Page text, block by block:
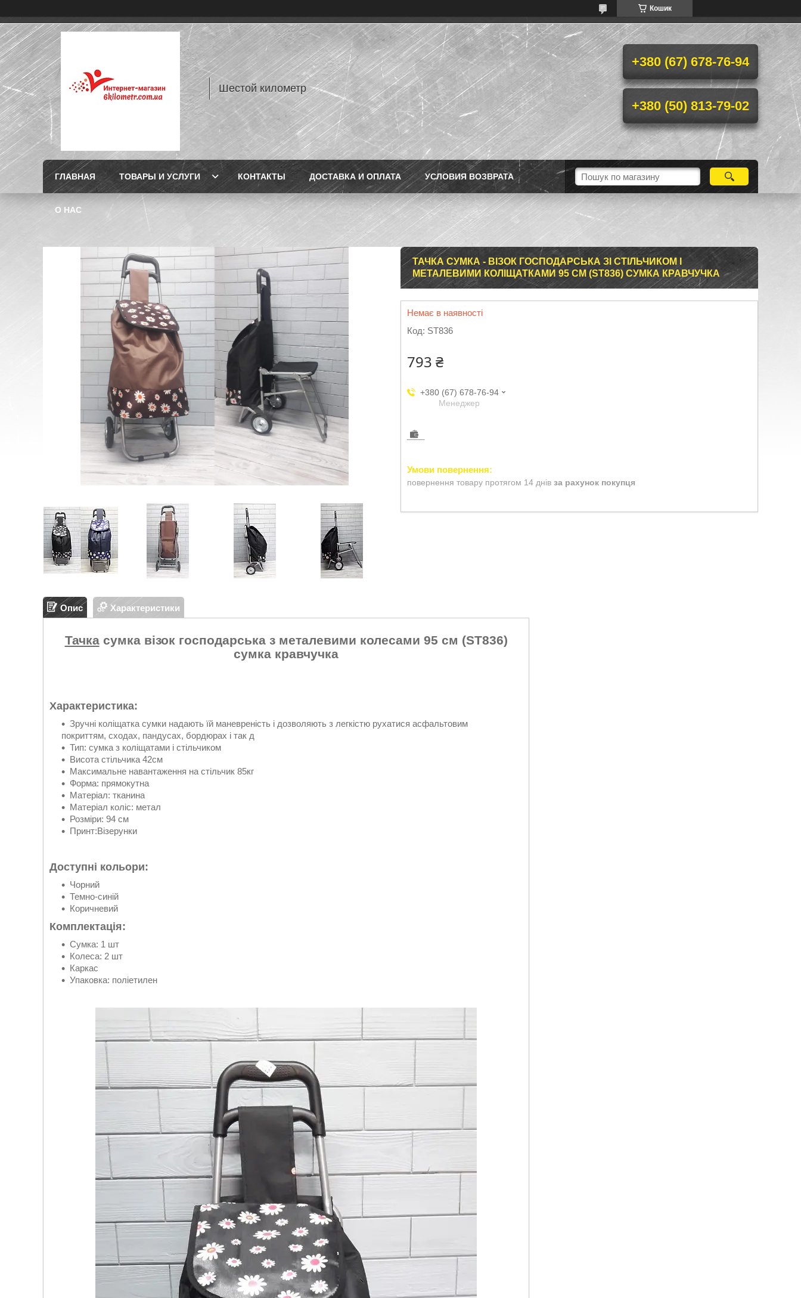
Кошик
Шестой километр
+380 (67) 678-76-94
+380 (50) 813-79-02
ГЛАВНАЯ ТОВАРЫ И УСЛУГИ КОНТАКТЫ ДОСТАВКА И ОПЛАТА УСЛОВИЯ ВОЗВРАТА
О НАС
ТАЧКА СУМКА - ВІЗОК ГОСПОДАРСЬКА ЗІ СТІЛЬЧИКОМ І
МЕТАЛЕВИМИ КОЛІЩАТКАМИ 95 СМ (ST836) СУМКА КРАВЧУЧКА
Немає в наявності
Код: ST836
793 ₴
+380 (67) 678-76-94
Менеджер
повернення товару протягом 14 днів за рахунок покупця
Опис Характеристики
Тачкасумка візок господарська з металевими колесами 95 см (ST836)
сумка кравчучка
Характеристика:
Зручні коліщатка сумки надають їй маневреність і дозволяють з легкістю рухатися асфальтовим
покриттям, сходах, пандусах, бордюрах і так д
Тип: сумка з коліщатами і стільчиком
Висота стільчика 42см
Максимальне навантаження на стільчик 85кг
Форма: прямокутна
Матеріал: тканина
Матеріал коліс: метал
Розміри: 94 см
Принт:Візерунки
Доступні кольори:
Чорний
Темно-синій
Коричневий
Комплектація:
Сумка: 1 шт
Колеса: 2 шт
Каркас
Упаковка: поліетилен